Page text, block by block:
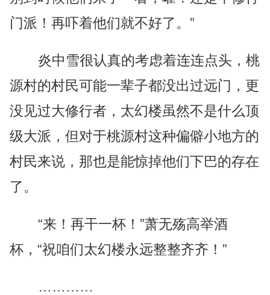
门派！再吓着他们就不好了。”
炎中雪很认真的考虑着连连点头，桃
源村的村民可能一辈子都没出过远门，更
没见过大修行者，太幻楼虽然不是什么顶
级大派，但对于桃源村这种偏僻小地方的
村民来说，那也是能惊掉他们下巴的存在
了。
“来！再干一杯！”萧无殇高举酒
杯，“祝咱们太幻楼永远整整齐齐！”
…………